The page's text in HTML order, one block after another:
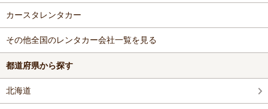
カースタレンタカー
その他全国のレンタカー会社一覧を見る
都道府県から探す
北海道